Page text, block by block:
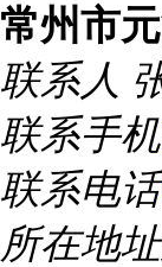
常州市
联系人
联系手机
联系电话
所在地址